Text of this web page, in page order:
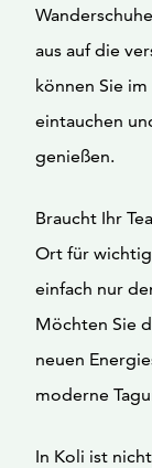
aus auf die
können Sie
eintauchen
genießen.
Braucht Ihr
Ort für
einfach nur
Möchten Sie
neuen
moderne
In Koli ist